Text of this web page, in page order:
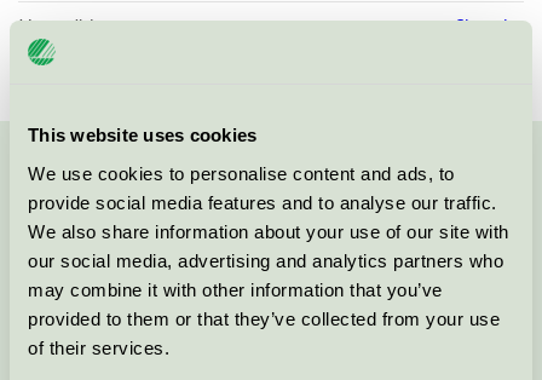
This website uses cookies
We use cookies to personalise content and ads, to
provide social media features and to analyse our traffic.
We also share information about your use of our site with
our social media, advertising and analytics partners who
may combine it with other information that you’ve
provided to them or that they’ve collected from your use
of their services.
Varumärke
Skanska
Kontakta oss på 08-55 55 24 00eller via formuläret:
Fortsätt